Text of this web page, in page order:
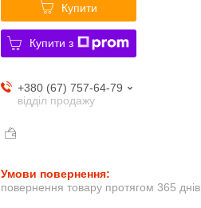
Купити
Купити з
+380 (67) 757-64-79
відділ продажу
повернення товару протягом 365 днів